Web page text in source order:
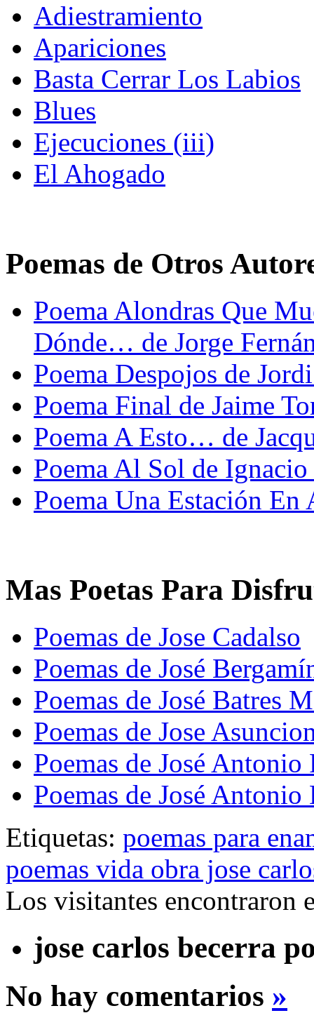
Adiestramiento
Apariciones
Basta Cerrar Los Labios
Blues
Ejecuciones (iii)
El Ahogado
Poemas de Otros
Poema Alondras Que
Dónde… de Jorge
Poema Despojos de
Poema Final de Jaime
Poema A Esto… de
Poema Al Sol de
Poema Una Estación
Mas Poetas Para
Poemas de Jose Cadalso
Poemas de José
Poemas de José Batres
Poemas de Jose
Poemas de José Antonio
Poemas de José Antonio
Etiquetas: poemas para
poemas vida obra jose
Los visitantes encontraron
jose carlos becerra
No hay comentarios »